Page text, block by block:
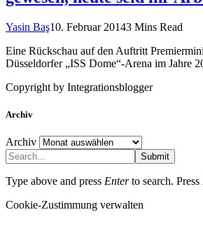
Yasin Baş10. Februar 20143 Mins Read
Eine Rückschau auf den Auftritt
Düsseldorfer „ISS Dome“-Arena im Jahre
Copyright by Integrationsblogger
Archiv
Archiv
Submit
Type above and press Enterto search. Press
Cookie-Zustimmung verwalten